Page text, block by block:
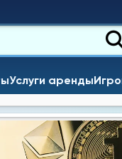
Услуги аренды